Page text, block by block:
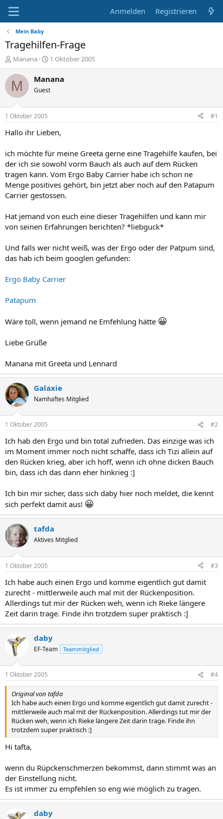
Anmelden Registrieren
Mein Baby
Tragehilfen-Frage
E
r
s
t
l
e
r
Manana
E
r
s
e
t
a
1 Oktober 2005
M Manana
Guest
1 Oktober 2005 #1
Hallo ihr Lieben,
ich möchte für meine Greeta gerne eine Tragehilfe kaufen, bei
der ich sie sowohl vorm Bauch als auch auf dem Rücken
tragen kann. Vom Ergo Baby Carrier habe ich schon ne
Menge positives gehört, bin jetzt aber noch auf den Patapum
Carrier gestossen.
Hat jemand von euch eine dieser Tragehilfen und kann mir
von seinen Erfahrungen berichten? *liebguck*
Und falls wer nicht weiß, was der Ergo oder der Patpum sind,
das hab ich beim googlen gefunden:
Ergo Baby Carrier
Patapum
Wäre toll, wenn jemand ne Emfehlung hätte 😀
Liebe Grüße
Manana mit Greeta und Lennard
Galaxie
Namhaftes Mitglied
1 Oktober 2005 #2
Ich hab den Ergo und bin total zufrieden. Das einzige was ich
im Moment immer noch nicht schaffe, dass ich Tizi allein auf
den Rücken krieg, aber ich hoff, wenn ich ohne dicken Bauch
bin, dass ich das dann eher hinkrieg :]
Ich bin mir sicher, dass sich daby hier noch meldet, die kennt
sich perfekt damit aus! 😀
tafda
Aktives Mitglied
1 Oktober 2005 #3
Ich habe auch einen Ergo und komme eigentlich gut damit
zurecht - mittlerweile auch mal mit der Rückenposition.
Allerdings tut mir der Rücken weh, wenn ich Rieke längere
Zeit darin trage. Finde ihn trotzdem super praktisch :]
daby
EF-Team Teammitglied
1 Oktober 2005 #4
Original von tafda
Ich habe auch einen Ergo und komme eigentlich gut damit zurecht -
mittlerweile auch mal mit der Rückenposition. Allerdings tut mir der
Rücken weh, wenn ich Rieke längere Zeit darin trage. Finde ihn
trotzdem super praktisch :]
Hi tafta,
wenn du Rüpckenschmerzen bekommst, dann stimmt was an
der Einstellung nicht.
Es ist immer zu empfehlen so eng wie möglich zu tragen.
daby